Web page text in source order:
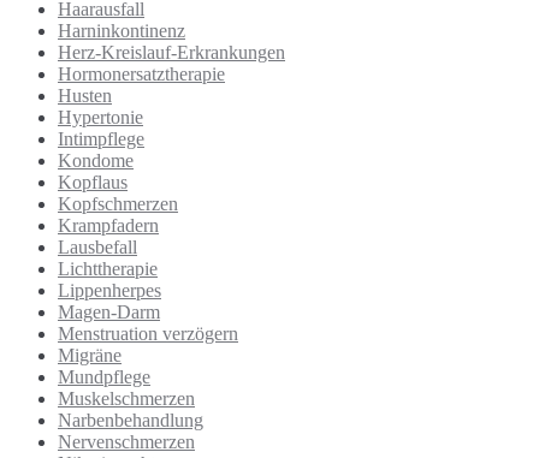
Haarausfall
Harninkontinenz
Herz-Kreislauf-Erkrankungen
Hormonersatztherapie
Husten
Hypertonie
Intimpflege
Kondome
Kopflaus
Kopfschmerzen
Krampfadern
Lausbefall
Lichttherapie
Lippenherpes
Magen-Darm
Menstruation verzögern
Migräne
Mundpflege
Muskelschmerzen
Narbenbehandlung
Nervenschmerzen